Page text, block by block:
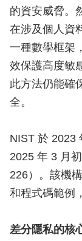
的資安威脅。
在涉及個人資
一種數學框架
效保護高度敏
此方法仍能確
全。
NIST 於 2023
2025 年 3 月
226）。該機
和程式碼範例
差分隱私的核